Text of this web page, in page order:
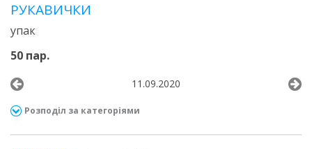
РУКАВИЧКИ
упак
50 пар.
11.09.2020
Розподіл за категоріями